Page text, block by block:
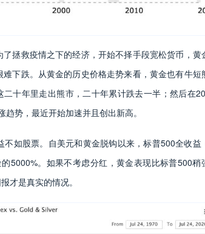
拯救疫情之下的经济，开始不择手段宽松货币，黄
下跌。从黄金的历史价格走势来看，黄金也有牛短
十年里走出熊市，二十年累计跌去一半；然后在
势，最近开始加速并且创出新高。
如股票。自美元和黄金脱钩以来，标普500全收益
5000%。如果不考虑分红，黄金表现比标普500稍
才是真实的情况。